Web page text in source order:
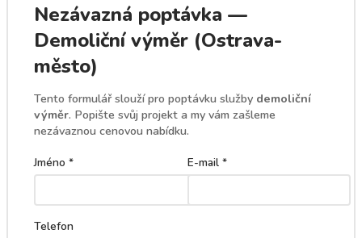
Nezávazná poptávka —
Demoliční výměr (Ostrava-
město)
Tento formulář slouží pro poptávku služby demoliční
výměr. Popište svůj projekt a my vám zašleme
nezávaznou cenovou nabídku.
Jméno * E-mail *
Telefon